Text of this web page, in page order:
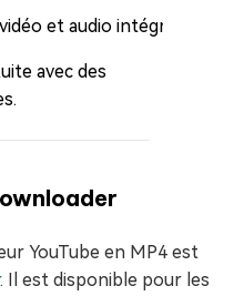
et audio intégré.
avec des
YouTube en MP4 est
. Il est disponible pour les